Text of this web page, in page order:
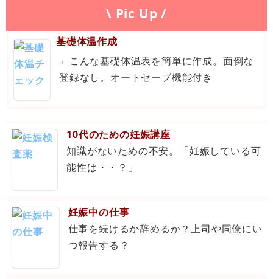
\ Pic Up /
基礎体温作成
←こんな基礎体温表を簡単に作成。面倒な
登録なし。オートセーブ機能付き
10代のための妊娠講座
知識がないための不安。「妊娠している可
能性は・・？」
妊娠中の仕事
仕事を続けるか辞めるか？上司や同僚にい
つ報告する？